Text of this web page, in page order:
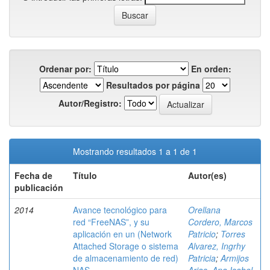
Ordenar por:
En orden:
Resultados por página
Autor/Registro:
Mostrando resultados 1 a 1 de 1
Fecha de
publicación
Título Autor(es)
2014
Avance tecnológico para
red “FreeNAS”, y su
aplicación en un (Network
Attached Storage o sistema
de almacenamiento de red)
Orellana
Cordero, Marcos
Patricio; Torres
Alvarez, Ingrhy
Patricia;Armijos